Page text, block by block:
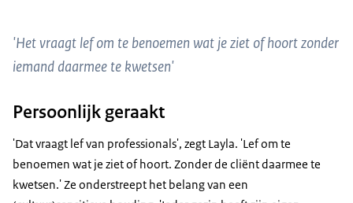
'Het vraagt lef om te benoemen wat je ziet of hoort zonder
iemand daarmee te kwetsen'
Persoonlijk geraakt
'Dat vraagt lef van professionals', zegt Layla. 'Lef om te
benoemen wat je ziet of hoort. Zonder de cliënt daarmee te
kwetsen.' Ze onderstreept het belang van een